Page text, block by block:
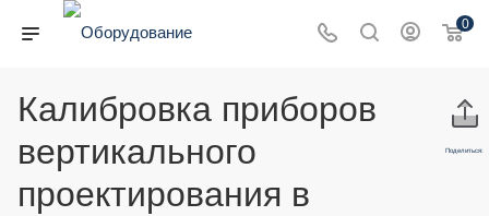
0
Поделиться:
Калибровка приборов
вертикального
проектирования в